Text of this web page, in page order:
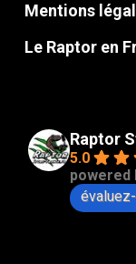
Mentions
Le Raptor en
Raptor
5.0
powered